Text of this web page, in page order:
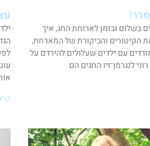
בשלום ובזמן לארוחת החג, איך
הקיטורים והביקורת של המארחת,
עם ילדים שעלולים להירדם על
לנגרמן־זיו החגים הם